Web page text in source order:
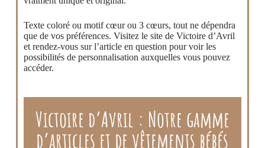
Texte coloré ou motif cœur ou 3 cœurs, tout ne dépendra
que de vos préférences. Visitez le site de Victoire d’Avril
et rendez-vous sur l’article en question pour voir les
possibilités de personnalisation auxquelles vous pouvez
accéder.
Victoire d’Avril : Notre gamme
d’articles et de vêtements bébés